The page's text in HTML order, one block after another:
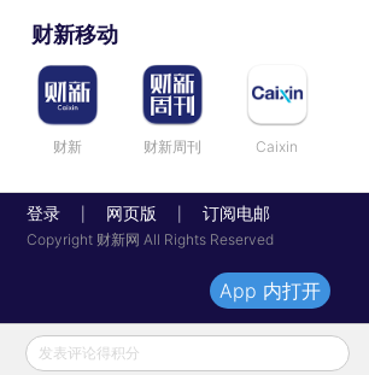
财新移动
财新 财新周刊 Caixin
登录 网页版 订阅电邮
Copyright 财新网 All Rights Reserved
发表评论得积分
App 内打开